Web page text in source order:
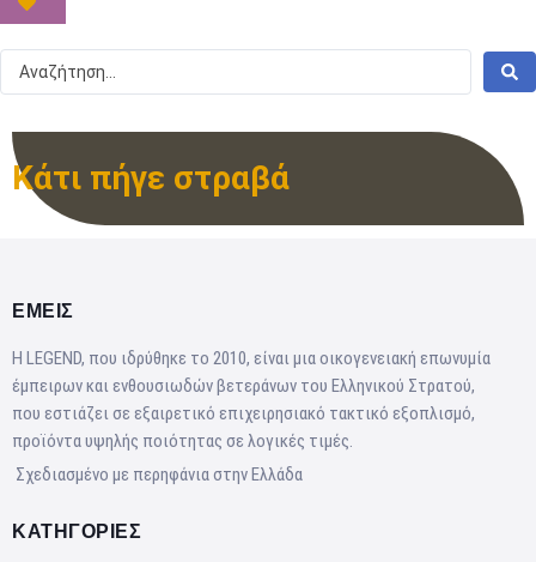
Κάτι πήγε στραβά
ΕΜΕΙΣ
Η LEGEND, που ιδρύθηκε το 2010, είναι μια οικογενειακή επωνυμία
έμπειρων και ενθουσιωδών βετεράνων του Ελληνικού Στρατού,
που εστιάζει σε εξαιρετικό επιχειρησιακό τακτικό εξοπλισμό,
προϊόντα υψηλής ποιότητας σε λογικές τιμές.
Σχεδιασμένο με περηφάνια στην Ελλάδα
ΚΑΤΗΓΟΡΙΕΣ